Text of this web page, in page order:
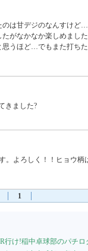
は甘デジのなんすけど
がなかなか楽しめまし
うほど…でもまた打ち
きました?
。よろしく！！ヒョウ
1
行け!稲中卓球部のパチロ